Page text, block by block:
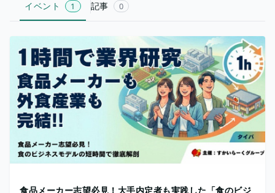
イベント 1 記事 0
食品メーカー志望必見！大手内定者も実践した「食のビジ